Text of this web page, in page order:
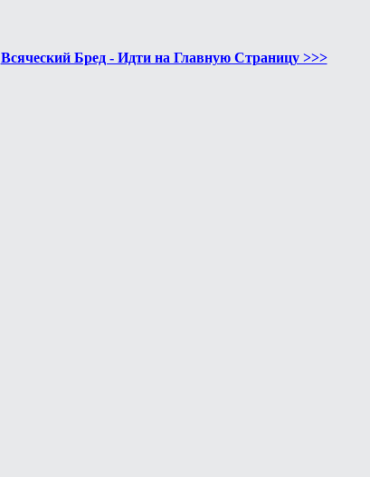
Всяческий Бред - Идти на Главную Страницу >>>